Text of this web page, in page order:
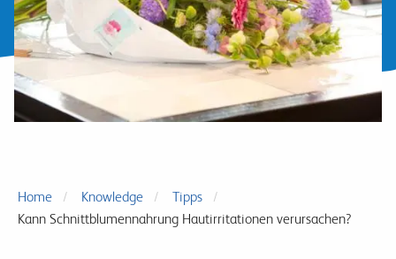
Home Knowledge
Tipps
Kann Schnittblumennahrung Hautirritationen verursachen?